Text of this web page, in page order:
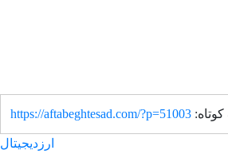
کوتاه: https://aftabeghtesad.com/?p=51003
ارزدیجیتال